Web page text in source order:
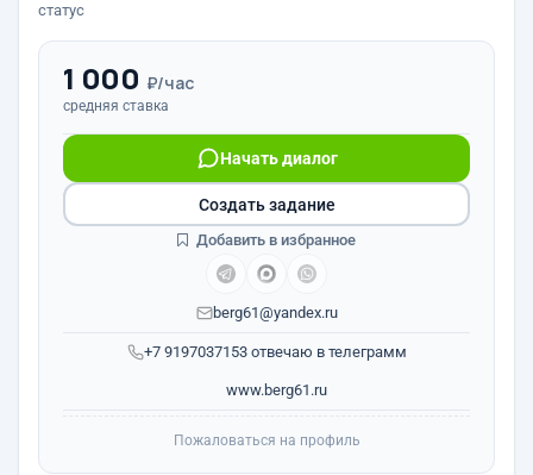
статус
1 000 ₽/час
средняя ставка
+7 9197037153 отвечаю в телеграмм
Начать диалог
berg61@yandex.ru
www.berg61.ru
Создать задание
Добавить в избранное
Пожаловаться на профиль